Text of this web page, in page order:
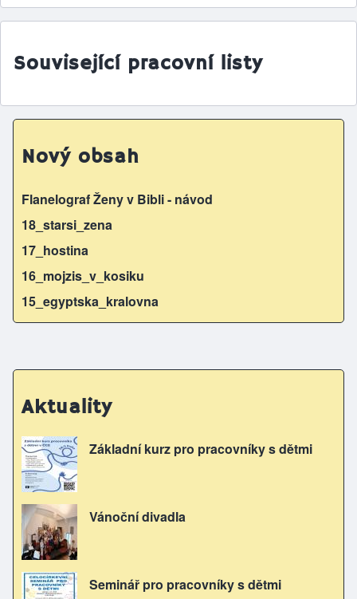
Související pracovní listy
Nový obsah
Flanelograf Ženy v Bibli - návod
18_starsi_zena
17_hostina
16_mojzis_v_kosiku
15_egyptska_kralovna
Aktuality
Základní kurz pro pracovníky s dětmi
Vánoční divadla
Seminář pro pracovníky s dětmi